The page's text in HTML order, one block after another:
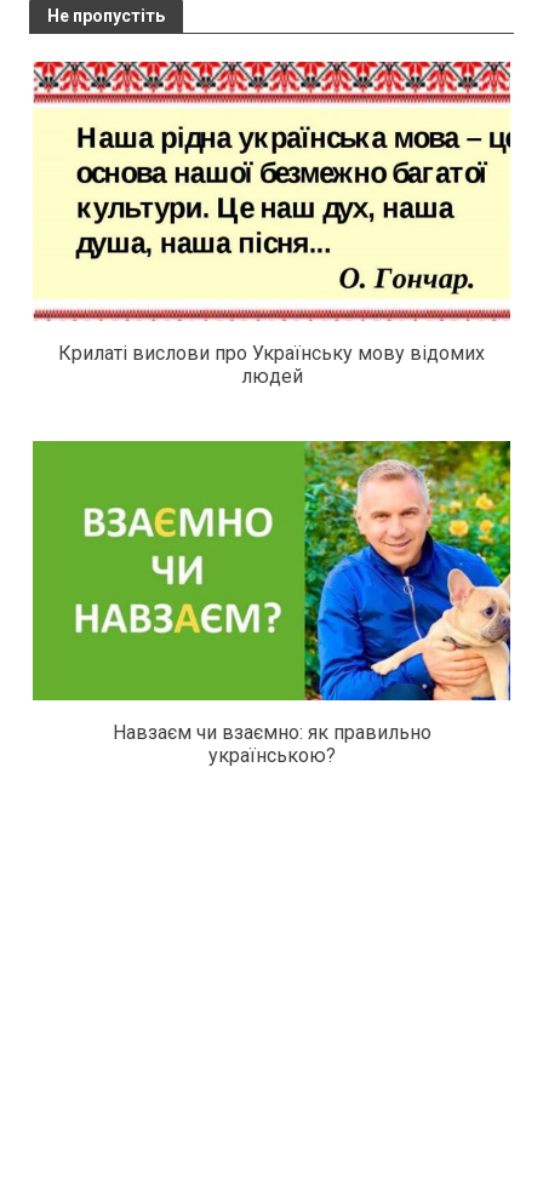
Не пропустіть
Крилаті вислови про Українську мову відомих
людей
Навзаєм чи взаємно: як правильно
українською?